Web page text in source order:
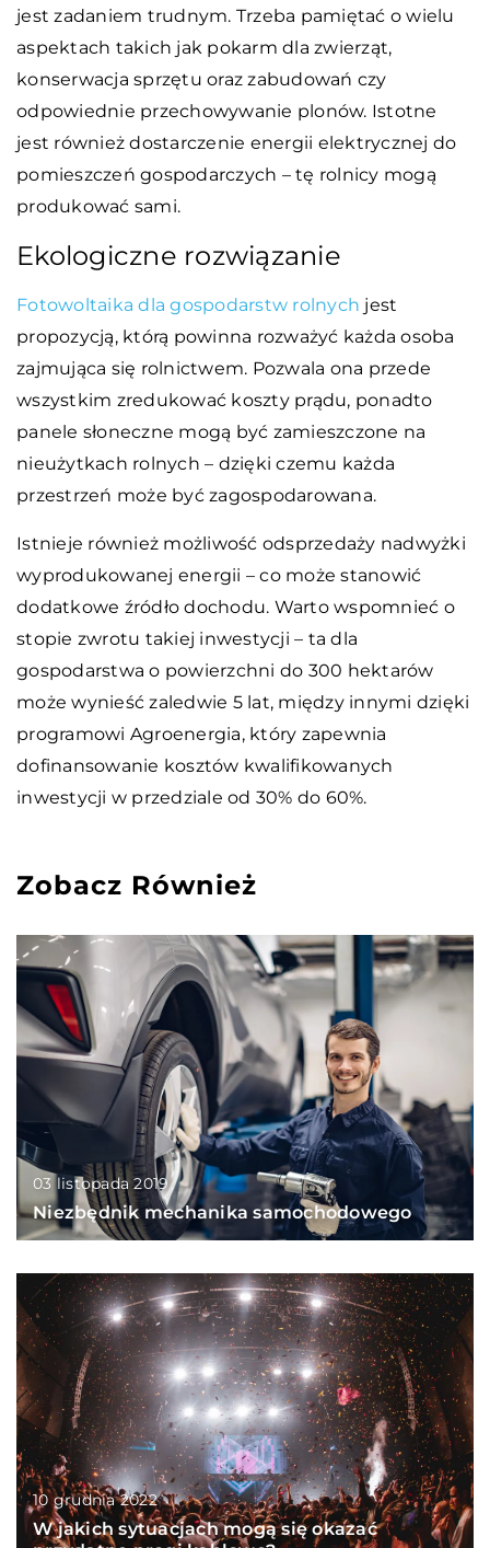
jest zadaniem trudnym. Trzeba pamiętać o wielu
aspektach takich jak pokarm dla zwierząt,
konserwacja sprzętu oraz zabudowań czy
odpowiednie przechowywanie plonów. Istotne
jest również dostarczenie energii elektrycznej do
pomieszczeń gospodarczych – tę rolnicy mogą
produkować sami.
Ekologiczne rozwiązanie
Fotowoltaika dla gospodarstw rolnych jest
propozycją, którą powinna rozważyć każda osoba
zajmująca się rolnictwem. Pozwala ona przede
wszystkim zredukować koszty prądu, ponadto
panele słoneczne mogą być zamieszczone na
nieużytkach rolnych – dzięki czemu każda
przestrzeń może być zagospodarowana.
Istnieje również możliwość odsprzedaży nadwyżki
wyprodukowanej energii – co może stanowić
dodatkowe źródło dochodu. Warto wspomnieć o
stopie zwrotu takiej inwestycji – ta dla
gospodarstwa o powierzchni do 300 hektarów
może wynieść zaledwie 5 lat, między innymi dzięki
programowi Agroenergia, który zapewnia
dofinansowanie kosztów kwalifikowanych
inwestycji w przedziale od 30% do 60%.
Zobacz Również
03 listopada 2019
Niezbędnik mechanika samochodowego
10 grudnia 2022
W jakich sytuacjach mogą się okazać